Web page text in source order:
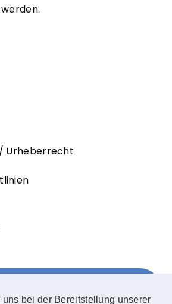
bei der Bereitstellung unserer
Urheberrecht